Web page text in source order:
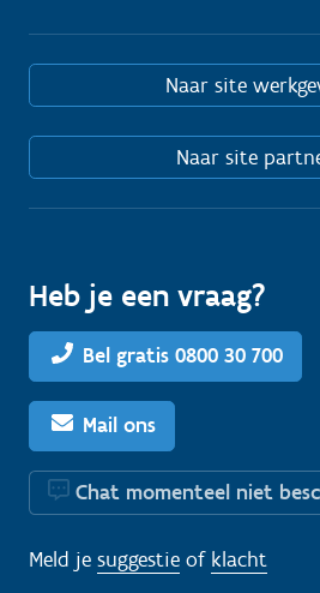
Naar site
Naar site
Heb je een vraag?
Bel gratis 0800 30 700
Mail ons
Chat momenteel niet
Meld je suggestie of klacht